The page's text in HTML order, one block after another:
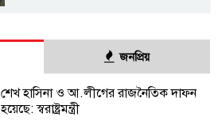
জনপ্রিয়
শেখ হাসিনা ও আ.লীগের রাজনৈতিক দাফন
হয়েছে: স্বরাষ্ট্রমন্ত্রী